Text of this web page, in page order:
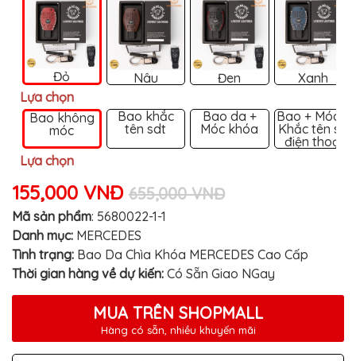
BMW
VOLVO
SUZUKI
PORSCHE
LEXUS
MG
AUDI
MINI
COOPER
PEUGEOT
VINFAST
TÔ
Đỏ Nâu Đen
Xanh
Lựa chọn
Bao không
móc
Bao khắc
tên sdt
Bao da +
Móc khóa
Bao + Móc +
Khắc tên số
điện thoại
Lựa chọn
155,000 VNĐ 655,000 VNĐ
Mã sản phẩm: 5680022-1-1
Danh mục: MERCEDES
Tình trạng: Bao Da Chìa Khóa MERCEDES Cao Cấp
Thời gian hàng về dự kiến: Có Sẵn Giao NGay
MUA TRÊN SHOPMALL
Hàng có sẵn, nhiều khuyến mãi